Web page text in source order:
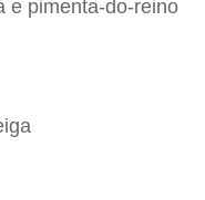
e pimenta-do-reino